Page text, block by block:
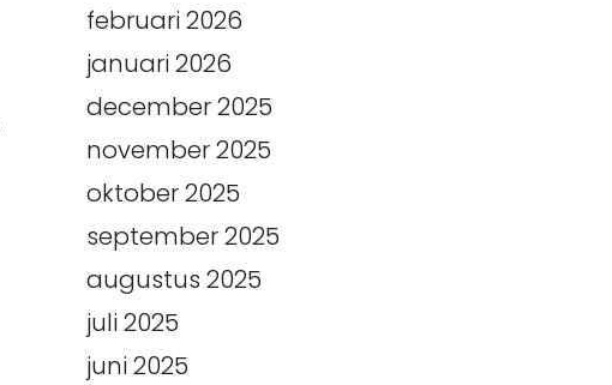
februari 2026
januari 2026
december 2025
november 2025
oktober 2025
september 2025
augustus 2025
juli 2025
juni 2025